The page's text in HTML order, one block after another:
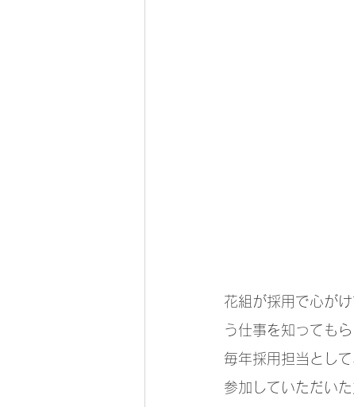
花組が採用で心が
う仕事を知ってもら
毎年採用担当とし
参加していただい